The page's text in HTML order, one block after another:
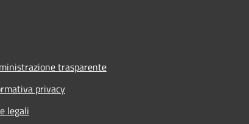
trasparente
privacy
legali